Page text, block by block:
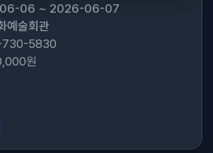
06-06 ~ 2026-06-07
예술회관
730-5830
원